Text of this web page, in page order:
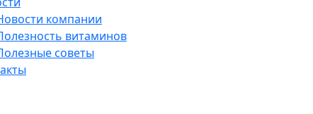
компании
витаминов
советы